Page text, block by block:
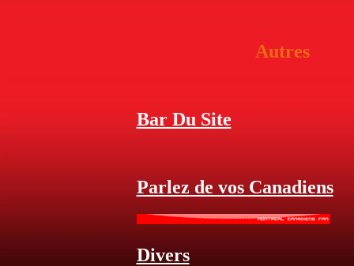
Autres
Bar Du Site
Parlez de vos Canadiens
Divers